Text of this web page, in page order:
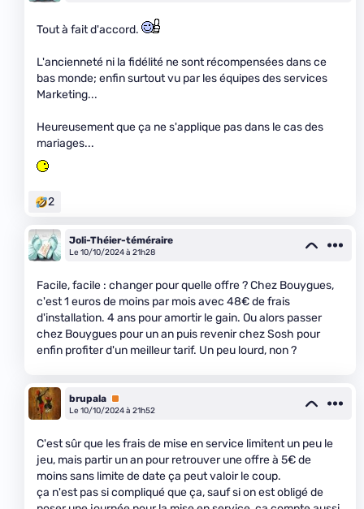
Tout à fait d'accord.
L'ancienneté ni la fidélité ne sont récompensées dans ce
bas monde; enfin surtout vu par les équipes des services
Marketing...
Heureusement que ça ne s'applique pas dans le cas des
mariages...
2
Joli-Théier-téméraire
Le 10/10/2024 à 21h28
Facile, facile : changer pour quelle offre ? Chez Bouygues,
c'est 1 euros de moins par mois avec 48€ de frais
d'installation. 4 ans pour amortir le gain. Ou alors passer
chez Bouygues pour un an puis revenir chez Sosh pour
enfin profiter d'un meilleur tarif. Un peu lourd, non ?
brupala Premium
Le 10/10/2024 à 21h52
C'est sûr que les frais de mise en service limitent un peu le
jeu, mais partir un an pour retrouver une offre à 5€ de
moins sans limite de date ça peut valoir le coup.
ça n'est pas si compliqué que ça, sauf si on est obligé de